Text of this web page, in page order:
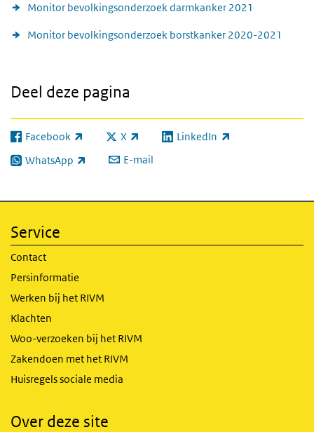
Monitor bevolkingsonderzoek darmkanker 2021
Monitor bevolkingsonderzoek borstkanker 2020-2021
Deel deze pagina
Facebook
(externe link) X
(externe link) LinkedIn
(externe link)
WhatsApp
(externe link) E-mail
Service
Contact
Persinformatie
Werken bij het RIVM
Klachten
Woo-verzoeken bij het RIVM
Zakendoen met het RIVM
Huisregels sociale media
Over deze site